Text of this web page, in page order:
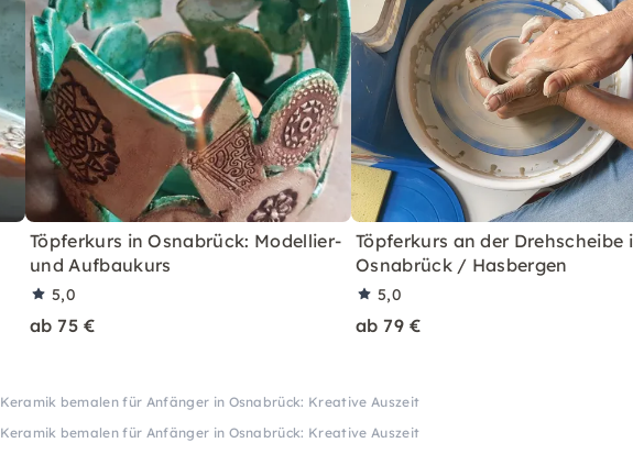
Töpferkurs in Osnabrück: Modellier-
und Aufbaukurs
5,0
ab 75 €
Töpferkurs an der Drehscheibe
Osnabrück / Hasbergen
5,0
ab 79 €
Keramik bemalen für Anfänger in Osnabrück: Kreative Auszeit
Keramik bemalen für Anfänger in Osnabrück: Kreative Auszeit